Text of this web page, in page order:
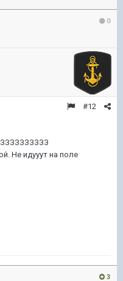
0
#12
Не идууут на поле
3